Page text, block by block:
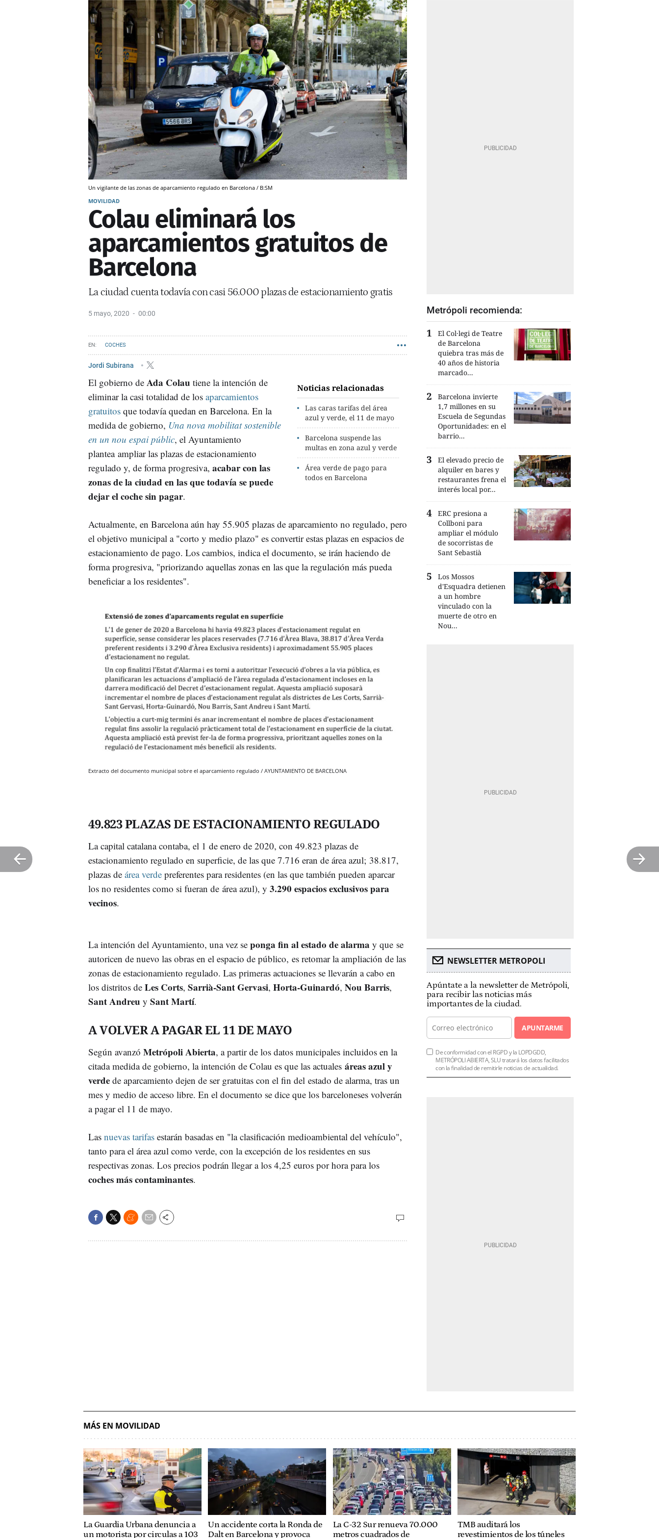
Un vigilante de las zonas de aparcamiento regulado en Barcelona / B:SM
MOVILIDAD
Colau eliminará los
aparcamientos gratuitos de
Barcelona
La ciudad cuenta todavía con casi 56.000 plazas de estacionamiento gratis
5 mayo, 2020 00:00
COCHES
Jordi Subirana
Noticias relacionadas
Las caras tarifas del área
azul y verde, el 11 de mayo
Barcelona suspende las
multas en zona azul y verde
Área verde de pago para
todos en Barcelona
El gobierno de Ada Colau tiene la intención de
eliminar la casi totalidad de los aparcamientos
gratuitos que todavía quedan en Barcelona. En la
medida de gobierno, Una nova mobilitat sostenible
en un nou espai públic, el Ayuntamiento
plantea ampliar las plazas de estacionamiento
regulado y, de forma progresiva, acabar con las
zonas de la ciudad en las que todavía se puede
dejar el coche sin pagar.
Actualmente, en Barcelona aún hay 55.905 plazas de aparcamiento no regulado, pero
el objetivo municipal a "corto y medio plazo" es convertir estas plazas en espacios de
estacionamiento de pago. Los cambios, indica el documento, se irán haciendo de
forma progresiva, "priorizando aquellas zonas en las que la regulación más pueda
beneficiar a los residentes".
Extracto del documento municipal sobre el aparcamiento regulado / AYUNTAMIENTO DE BARCELONA
49.823 PLAZAS DE ESTACIONAMIENTO REGULADO
La capital catalana contaba, el 1 de enero de 2020, con 49.823 plazas de
estacionamiento regulado en superficie, de las que 7.716 eran de área azul; 38.817,
plazas de área verde preferentes para residentes (en las que también pueden aparcar
los no residentes como si fueran de área azul), y 3.290 espacios exclusivos para
vecinos.
La intención del Ayuntamiento, una vez se ponga fin al estado de alarma y que se
autoricen de nuevo las obras en el espacio de público, es retomar la ampliación de las
zonas de estacionamiento regulado. Las primeras actuaciones se llevarán a cabo en
los distritos de Les Corts, Sarrià-Sant Gervasi, Horta-Guinardó, Nou Barris,
Sant Andreu y Sant Martí.
A VOLVER A PAGAR EL 11 DE MAYO
Según avanzó Metrópoli Abierta, a partir de los datos municipales incluidos en la
citada medida de gobierno, la intención de Colau es que las actuales áreas azul y
verde de aparcamiento dejen de ser gratuitas con el fin del estado de alarma, tras un
mes y medio de acceso libre. En el documento se dice que los barceloneses volverán
a pagar el 11 de mayo.
Las nuevas tarifas estarán basadas en "la clasificación medioambiental del vehículo",
tanto para el área azul como verde, con la excepción de los residentes en sus
respectivas zonas. Los precios podrán llegar a los 4,25 euros por hora para los
coches más contaminantes.
Metrópoli recomienda:
El Col·legi de Teatre
de Barcelona
quiebra tras más de
40 años de historia
marcado...
Barcelona invierte
1,7 millones en su
Escuela de Segundas
Oportunidades: en el
barrio...
El elevado precio de
alquiler en bares y
restaurantes frena el
interés local por...
ERC presiona a
Collboni para
ampliar el módulo
de socorristas de
Sant Sebastià
Los Mossos
d'Esquadra detienen
a un hombre
vinculado con la
muerte de otro en
Nou...
NEWSLETTER METROPOLI
Apúntate a la newsletter de Metrópoli,
para recibir las noticias más
importantes de la ciudad.
APUNTARME
De conformidad con el RGPD y la LOPDGDD,
METRÓPOLI ABIERTA, SLU tratará los datos facilitados
con la finalidad de remitirle noticias de actualidad.
MÁS EN MOVILIDAD
La Guardia Urbana denuncia a
un motorista por circulas a 103
Un accidente corta la Ronda de
Dalt en Barcelona y provoca
La C-32 Sur renueva 70.000
metros cuadrados de
TMB auditará los
revestimientos de los túneles